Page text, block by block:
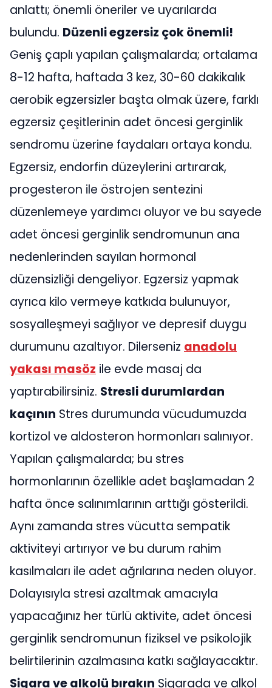
anlattı; önemli öneriler ve uyarılarda
bulundu. Düzenli egzersiz çok önemli!
Geniş çaplı yapılan çalışmalarda; ortalama
8-12 hafta, haftada 3 kez, 30-60 dakikalık
aerobik egzersizler başta olmak üzere, farklı
egzersiz çeşitlerinin adet öncesi gerginlik
sendromu üzerine faydaları ortaya kondu.
Egzersiz, endorfin düzeylerini artırarak,
progesteron ile östrojen sentezini
düzenlemeye yardımcı oluyor ve bu sayede
adet öncesi gerginlik sendromunun ana
nedenlerinden sayılan hormonal
düzensizliği dengeliyor. Egzersiz yapmak
ayrıca kilo vermeye katkıda bulunuyor,
sosyalleşmeyi sağlıyor ve depresif duygu
durumunu azaltıyor. Dilerseniz anadolu
yakası masöz ile evde masaj da
yaptırabilirsiniz. Stresli durumlardan
kaçının Stres durumunda vücudumuzda
kortizol ve aldosteron hormonları salınıyor.
Yapılan çalışmalarda; bu stres
hormonlarının özellikle adet başlamadan 2
hafta önce salınımlarının arttığı gösterildi.
Aynı zamanda stres vücutta sempatik
aktiviteyi artırıyor ve bu durum rahim
kasılmaları ile adet ağrılarına neden oluyor.
Dolayısıyla stresi azaltmak amacıyla
yapacağınız her türlü aktivite, adet öncesi
gerginlik sendromunun fiziksel ve psikolojik
belirtilerinin azalmasına katkı sağlayacaktır.
Sigara ve alkolü bırakın Sigarada ve alkol